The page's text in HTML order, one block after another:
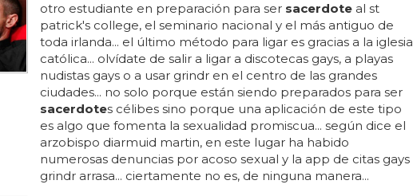
otro estudiante en preparación para ser sacerdoteal st
patrick's college, el seminario nacional y el más antiguo de
toda irlanda... el último método para ligar es gracias a la iglesia
católica... olvídate de salir a ligar a discotecas gays, a playas
nudistas gays o a usar grindr en el centro de las grandes
ciudades... no solo porque están siendo preparados para ser
sacerdotes célibes sino porque una aplicación de este tipo
es algo que fomenta la sexualidad promiscua... según dice el
arzobispo diarmuid martin, en este lugar ha habido
numerosas denuncias por acoso sexual y la app de citas gays
grindr arrasa... ciertamente no es, de ninguna manera...